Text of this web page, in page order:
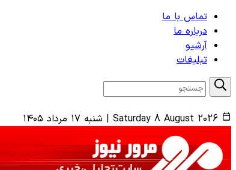
تماس با ما
درباره ما
آرشیو
تبلیغات
Saturday 8 August 2026
| شنبه ۱۷ مرداد ۱۴۰۵